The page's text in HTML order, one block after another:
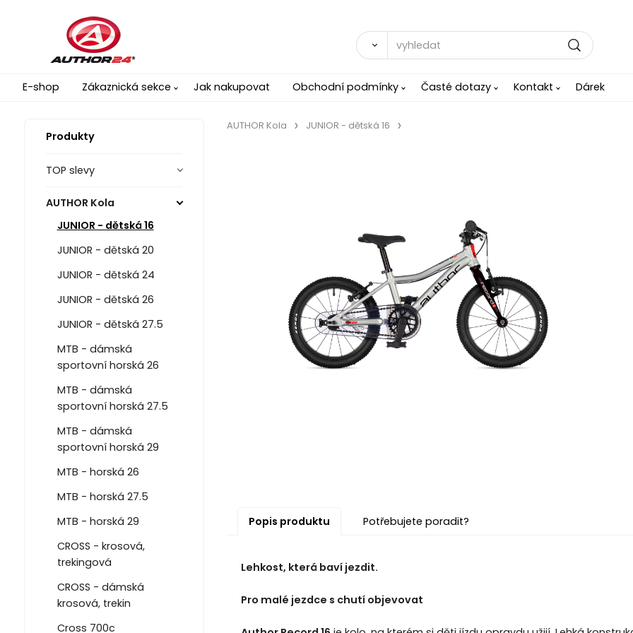
E-shop Zákaznická sekce Jak nakupovat Obchodní podmínky Časté dotazy Kontakt Dárek
Produkty
TOP slevy
AUTHOR Kola
JUNIOR - dětská 16
JUNIOR - dětská 20
JUNIOR - dětská 24
JUNIOR - dětská 26
JUNIOR - dětská 27.5
MTB - dámská
sportovní horská 26
MTB - dámská
sportovní horská 27.5
MTB - dámská
sportovní horská 29
MTB - horská 26
MTB - horská 27.5
MTB - horská 29
CROSS - krosová,
trekingová
CROSS - dámská
krosová, trekin
Cross 700c
AUTHOR Kola JUNIOR - dětská 16
Popis produktu Potřebujete poradit?
Lehkost, která baví jezdit.
Pro malé jezdce s chutí objevovat